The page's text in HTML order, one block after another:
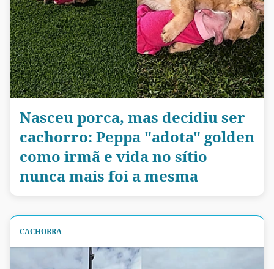
Nasceu porca, mas decidiu ser
cachorro: Peppa "adota" golden
como irmã e vida no sítio
nunca mais foi a mesma
CACHORRA